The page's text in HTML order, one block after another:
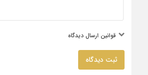
قوانین ارسال دیدگاه
ثبت دیدگاه